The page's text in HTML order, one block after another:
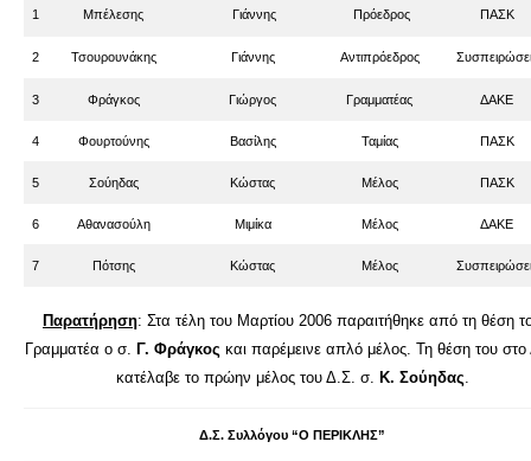
1 Μπέλεσης Γιάννης Πρόεδρος ΠΑΣΚ
2 Τσουρουνάκης Γιάννης Αντιπρόεδρος
3 Φράγκος Γιώργος Γραμματέας ΔΑΚΕ
4 Φουρτούνης Βασίλης Ταμίας ΠΑΣΚ
5 Σούηδας Κώστας Μέλος ΠΑΣΚ
6 Αθανασούλη Μιμίκα Μέλος ΔΑΚΕ
7 Πότσης Κώστας Μέλος
Παρατήρηση: Στα τέλη του Μαρτίου 2006 παραιτήθηκε από τη θέση
Γραμματέα ο σ. Γ. Φράγκος και παρέμεινε απλό μέλος. Τη θέση του
κατέλαβε το πρώην μέλος του Δ.Σ. σ. Κ. Σούηδας.
Δ.Σ. Συλλόγου “Ο ΠΕΡΙΚΛΗΣ”